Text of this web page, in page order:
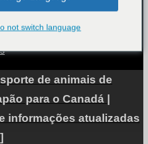
de animais de estimação.
animais de estimação
de animais de
para o Canadá |
informações atualizadas
not switch language